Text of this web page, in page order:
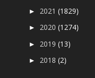
► 2021(1829)
► 2020(1274)
► 2019(13)
► 2018(2)